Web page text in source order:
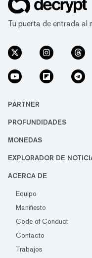
Tu puerta de entrada al
PARTNER
PROFUNDIDADES
MONEDAS
EXPLORADOR DE
ACERCA DE
Equipo
Manifiesto
Code of Conduct
Contacto
Trabajos